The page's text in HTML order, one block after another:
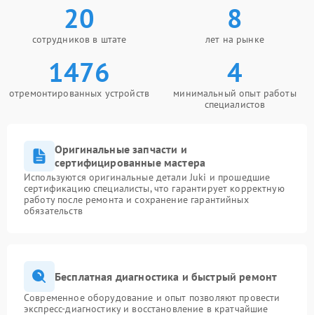
20
сотрудников в штате
8
лет на рынке
1476
отремонтированных устройств
4
минимальный опыт работы
специалистов
Оригинальные запчасти и
сертифицированные мастера
Используются оригинальные детали Juki и прошедшие
сертификацию специалисты, что гарантирует корректную
работу после ремонта и сохранение гарантийных
обязательств
Бесплатная диагностика и быстрый ремонт
Современное оборудование и опыт позволяют провести
экспресс-диагностику и восстановление в кратчайшие